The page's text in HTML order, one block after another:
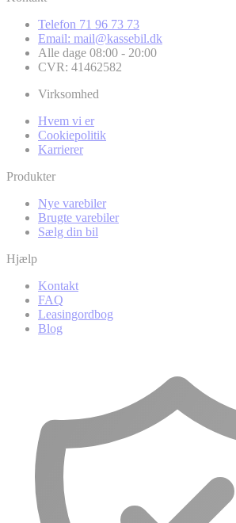
Telefon 71 96 73 73
Email: mail@kassebil.dk
Alle dage 08:00 - 20:00
CVR: 41462582
Virksomhed
Hvem vi er
Cookiepolitik
Karrierer
Produkter
Nye varebiler
Brugte varebiler
Sælg din bil
Hjælp
Kontakt
FAQ
Leasingordbog
Blog